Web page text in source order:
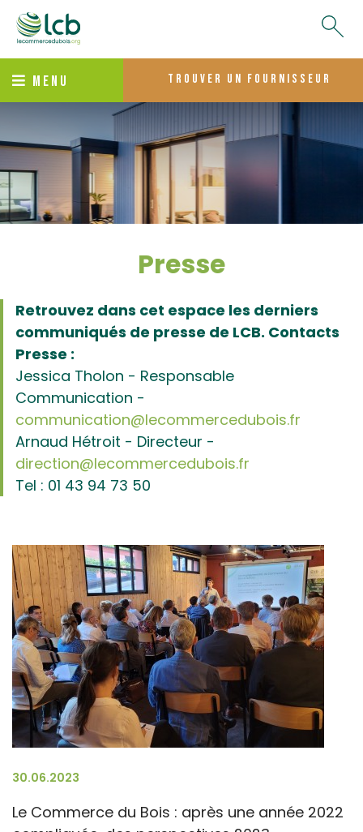
MENU trouver un fournisseur
Presse
Retrouvez dans cet espace les derniers
communiqués de presse de LCB. Contacts
Presse :
Jessica Tholon - Responsable
Communication -
communication@lecommercedubois.fr
Arnaud Hétroit - Directeur -
direction@lecommercedubois.fr
Tel : 01 43 94 73 50
30.06.2023
Le Commerce du Bois : après une année 2022